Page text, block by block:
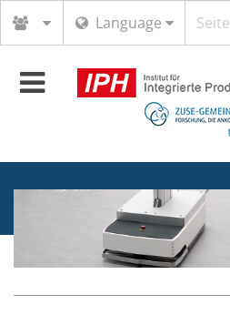
Language
Toggle
navigation